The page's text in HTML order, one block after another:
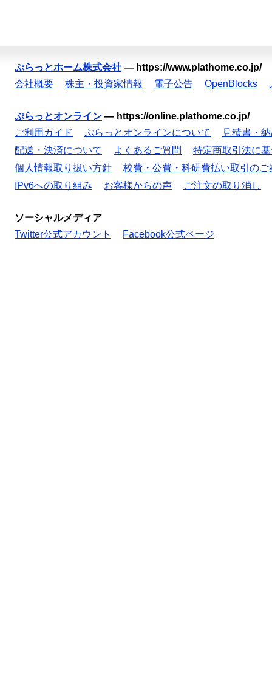
ぷらっとホーム株式会社 — https://www.plathome.co.jp/
会社概要
株主・投資家情報 電子公告 OpenBlocks
ぷらっとオンライン — https://online.plathome.co.jp/
ご利用ガイド
ぷらっとオンラインについて
見積書・
配送・決済について
よくあるご質問
特定商取引法に
個人情報取り扱い方針
校費・公費・科研費払い取引のご
IPv6への取り組み
お客様からの声 ご注文の取り消し
ソーシャルメディア
Twitter公式アカウント
Facebook公式ページ